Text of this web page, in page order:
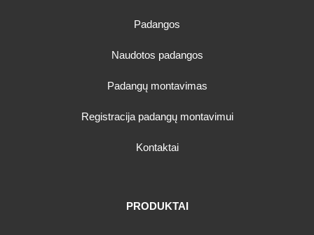
Padangos
Naudotos padangos
Padangų montavimas
Registracija padangų montavimui
Kontaktai
PRODUKTAI